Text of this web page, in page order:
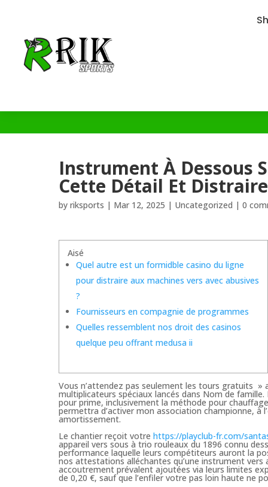
Instrument À Dessous
Cette Détail Et
by riksports | Mar 12, 2025 | Uncategorized | 0
Aisé
Quel autre est un formidble casino du ligne
pour distraire aux machines vers avec abusives
?
Fournisseurs en compagnie de programmes
Quelles ressemblent nos droit des casinos
quelque peu offrant medusa ii
Vous n’attendez pas seulement les tours gratuits »
multiplicateurs spéciaux lancés dans Nom de
pour prime, inclusivement la méthode pour
permettra d’activer mon association championne, à
amortissement.
Le chantier reçoit votre https://playclub-fr.com/
appareil vers sous à trio rouleaux du 1896 connu
performance laquelle leurs compétiteurs auront la
nos attestations alléchantes qu’une instrument
accoutrement prévalent ajoutées via leurs limites
de 0,20 €, sauf que l’enfiler votre pas loin haute ne